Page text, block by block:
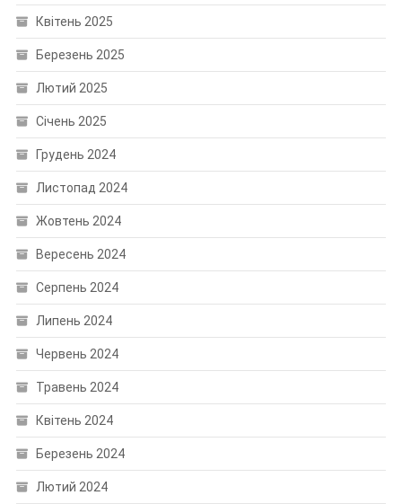
Квітень 2025
Березень 2025
Лютий 2025
Січень 2025
Грудень 2024
Листопад 2024
Жовтень 2024
Вересень 2024
Серпень 2024
Липень 2024
Червень 2024
Травень 2024
Квітень 2024
Березень 2024
Лютий 2024